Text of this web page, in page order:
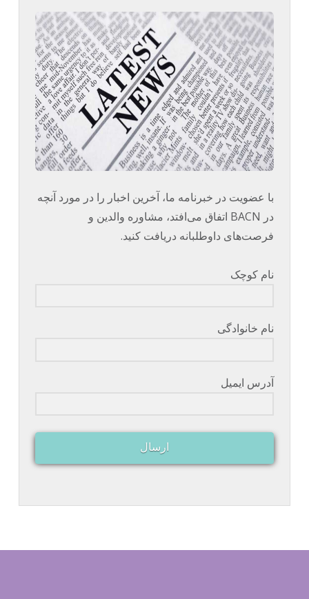
با عضویت در خبرنامه ما، آخرین اخبار را در مورد آنچه
در BACN اتفاق می‌افتد، مشاوره والدین و
فرصت‌های داوطلبانه دریافت کنید.
نام کوچک
نام خانوادگی
آدرس ایمیل
ارسال